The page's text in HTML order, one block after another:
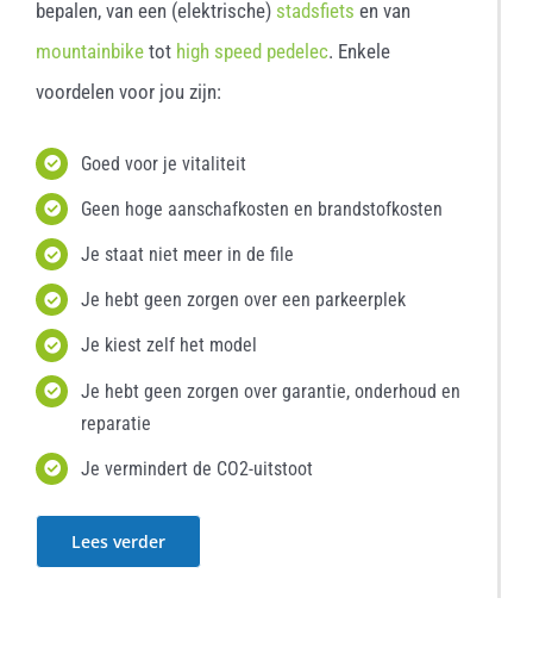
bepalen, van een (elektrische) stadsfiets en van
mountainbiketot high speed pedelec. Enkele
voordelen voor jou zijn:
Goed voor je vitaliteit
Geen hoge aanschafkosten en brandstofkosten
Je staat niet meer in de file
Je hebt geen zorgen over een parkeerplek
Je kiest zelf het model
Je hebt geen zorgen over garantie, onderhoud en
reparatie
Je vermindert de CO2-uitstoot
Lees verder